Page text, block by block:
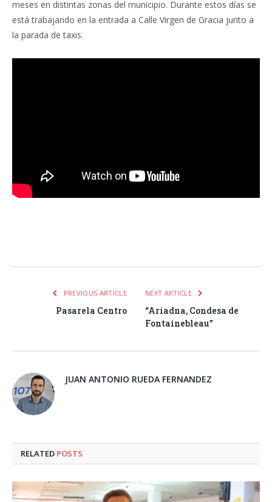
meses en distintas zonas del municipio. Durante estos días se
está trabajando en la entrada a Calle Virgen de Gracia junto a
la parada de taxis.
PREVIOUS ARTICLE
Pasarela Centro
NEXT ARTICLE
“Ariadna, Condesa de
Fontainebleau”
JUAN ANTONIO RUEDA FERNANDEZ
RELATED POSTS